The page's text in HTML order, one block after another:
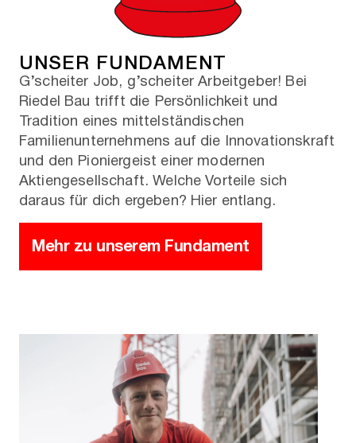
UNSER FUNDAMENT
G’scheiter Job, g’scheiter Arbeitgeber! Bei
Riedel Bau trifft die Persönlichkeit und
Tradition eines mittelständischen
Familienunternehmens auf die Innovationskraft
und den Pioniergeist einer modernen
Aktiengesellschaft. Welche Vorteile sich
daraus für dich ergeben? Hier entlang.
Mehr zu unserem Fundament